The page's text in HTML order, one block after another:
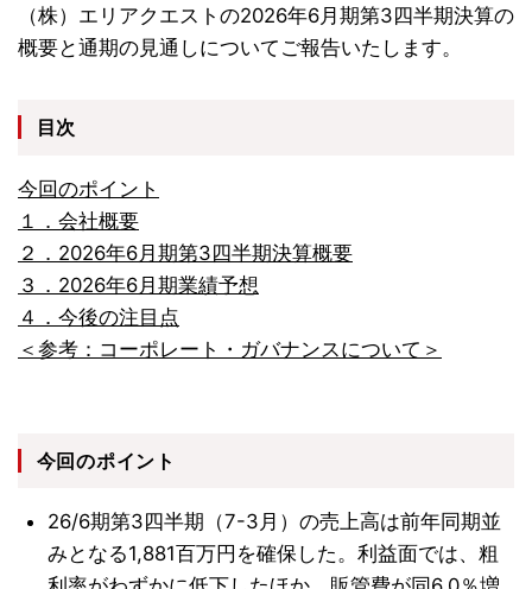
（株）エリアクエストの2026年6月期第3四半期決算の
概要と通期の見通しについてご報告いたします。
目次
今回のポイント
１．会社概要
２．2026年6月期第3四半期決算概要
３．2026年6月期業績予想
４．今後の注目点
＜参考：コーポレート・ガバナンスについて＞
今回のポイント
26/6期第3四半期（7-3月）の売上高は前年同期並
みとなる1,881百万円を確保した。利益面では、粗